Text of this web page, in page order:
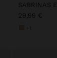
29,99 €